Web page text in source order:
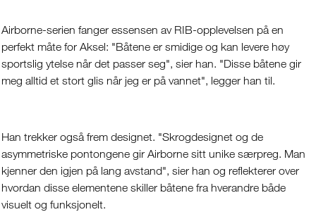
Airborne-serien fanger essensen av RIB-opplevelsen på en
perfekt måte for Aksel: "Båtene er smidige og kan levere høy
sportslig ytelse når det passer seg", sier han. "Disse båtene gir
meg alltid et stort glis når jeg er på vannet", legger han til.
Han trekker også frem designet. "Skrogdesignet og de
asymmetriske pontongene gir Airborne sitt unike særpreg. Man
kjenner den igjen på lang avstand", sier han og reflekterer over
hvordan disse elementene skiller båtene fra hverandre både
visuelt og funksjonelt.